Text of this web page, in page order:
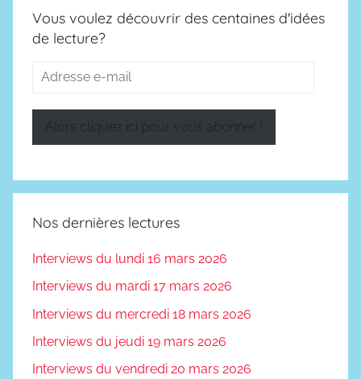
s
Vous voulez découvrir des centaines d'idées
de lecture?
Adresse
Alors cliquez ici pour vous abonner !
Nos dernières lectures
Interviews du lundi 16 mars 2026
Interviews du mardi 17 mars 2026
Interviews du mercredi 18 mars 2026
Interviews du jeudi 19 mars 2026
Interviews du vendredi 20 mars 2026